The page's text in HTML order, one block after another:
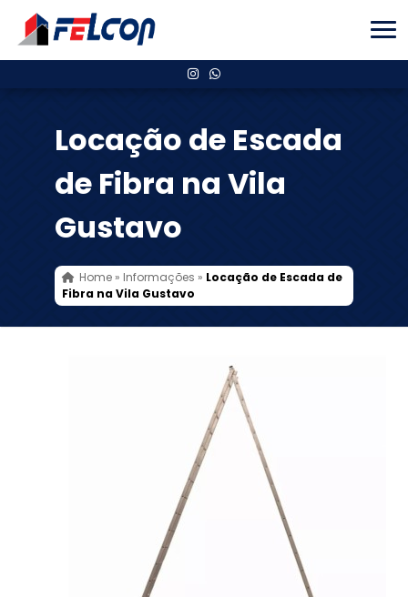
Locação de Escada
de Fibra na Vila
Gustavo
Home» Informações » Locação de Escada de
Fibra na Vila Gustavo